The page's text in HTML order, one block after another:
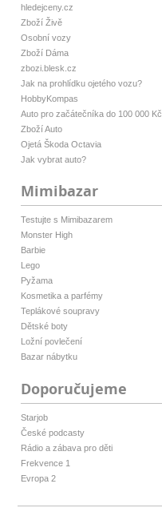
hledejceny.cz
Zboží Živě
Osobní vozy
Zboží Dáma
zbozi.blesk.cz
Jak na prohlídku ojetého vozu?
HobbyKompas
Auto pro začátečníka do 100 000 Kč
Zboží Auto
Ojetá Škoda Octavia
Jak vybrat auto?
Mimibazar
Testujte s Mimibazarem
Monster High
Barbie
Lego
Pyžama
Kosmetika a parfémy
Teplákové soupravy
Dětské boty
Ložní povlečení
Bazar nábytku
Doporučujeme
Starjob
České podcasty
Rádio a zábava pro děti
Frekvence 1
Evropa 2